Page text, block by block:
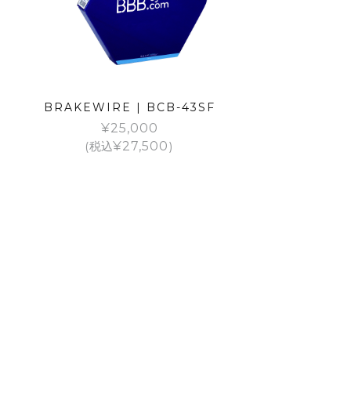
BRAKEWIRE | BCB-43SF
¥25,000
(税込¥27,500)